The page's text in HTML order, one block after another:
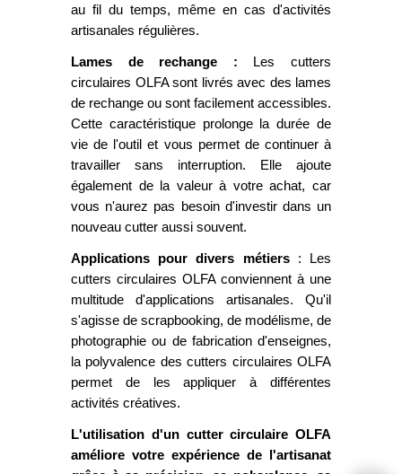
au fil du temps, même en cas d'activités
artisanales régulières.
Lames de rechange : Les cutters
circulaires OLFA sont livrés avec des lames
de rechange ou sont facilement accessibles.
Cette caractéristique prolonge la durée de
vie de l'outil et vous permet de continuer à
travailler sans interruption. Elle ajoute
également de la valeur à votre achat, car
vous n'aurez pas besoin d'investir dans un
nouveau cutter aussi souvent.
Applications pour divers métiers: Les
cutters circulaires OLFA conviennent à une
multitude d'applications artisanales. Qu'il
s'agisse de scrapbooking, de modélisme, de
photographie ou de fabrication d'enseignes,
la polyvalence des cutters circulaires OLFA
permet de les appliquer à différentes
activités créatives.
L'utilisation d'un cutter circulaire OLFA
améliore votre expérience de l'artisanat